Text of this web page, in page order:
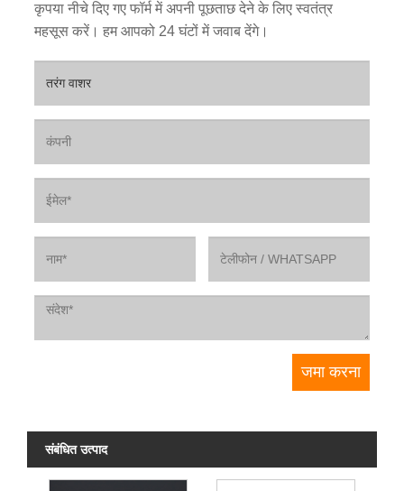
कृपया नीचे दिए गए फॉर्म में अपनी पूछताछ देने के लिए स्वतंत्र
महसूस करें। हम आपको 24 घंटों में जवाब देंगे।
संबंधित उत्पाद